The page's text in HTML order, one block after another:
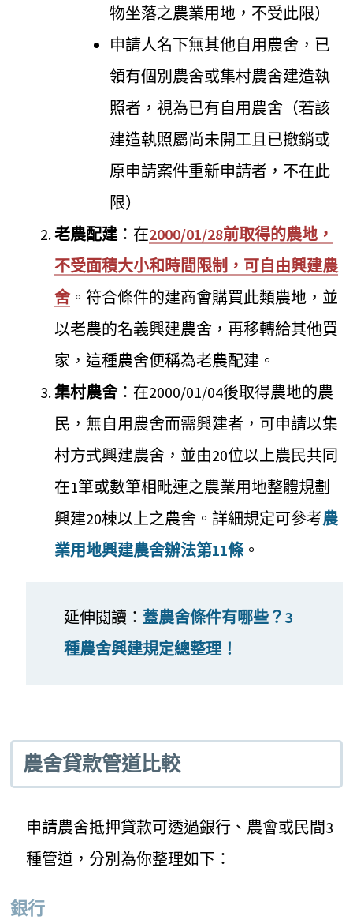
物坐落之農業用地，不受此限）
申請人名下無其他自用農舍，已
領有個別農舍或集村農舍建造執
照者，視為已有自用農舍（若該
建造執照屬尚未開工且已撤銷或
原申請案件重新申請者，不在此
限）
老農配建 ：在2000/01/28前取得的農地，
不受面積大小和時間限制，可自由興建農
舍 。符合條件的建商會購買此類農地，並
以老農的名義興建農舍，再移轉給其他買
家，這種農舍便稱為老農配建。
集村農舍：在2000/01/04後取得農地的農
民，無自用農舍而需興建者，可申請以集
村方式興建農舍，並由20位以上農民共同
在1筆或數筆相毗連之農業用地整體規劃
興建20棟以上之農舍。詳細規定可參考農
業用地興建農舍辦法第11條 。
延伸閱讀： 蓋農舍條件有哪些？3
種農舍興建規定總整理！
農舍貸款管道比較
申請農舍抵押貸款可透過銀行、農會或民間3
種管道，分別為你整理如下：
銀行